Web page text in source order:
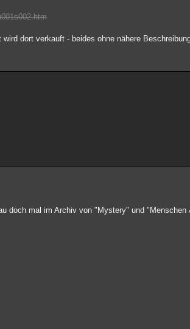
dort verkauft - beides ohne nähere
doch mal im Archiv von "Mystery" und